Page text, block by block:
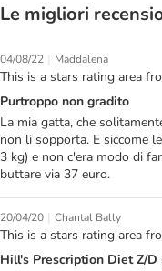
Le migliori
04/08/22 | Maddalena
This is a stars rating area
Purtroppo non gradito
La mia gatta, che
non li sopporta. E siccome
3 kg) e non c'era modo di
buttare via 37 euro.
20/04/20 | Chantal Bally
This is a stars rating area
Hill's Prescription Diet Z/D